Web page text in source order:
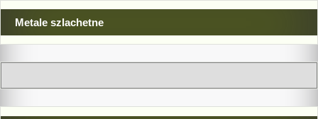
Metale szlachetne